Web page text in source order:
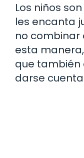
Los niños
les encanta
no combinar
esta
que también
darse